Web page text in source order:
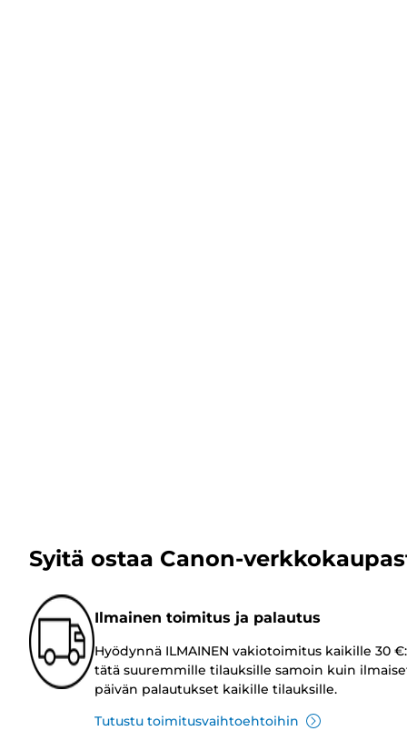
Syitä ostaa Canon-
Ilmainen toimitus ja palautus
Hyödynnä ILMAINEN vakiotoimitus kaikille 30
tätä suuremmille tilauksille samoin kuin
päivän palautukset kaikille tilauksille.
Tutustu toimitusvaihtoehtoihin